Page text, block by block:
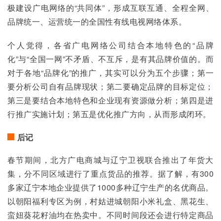
极建设广电网络的“共同体”，形成互联互通、全程全网、
品牌统一、运营统一的全国性有线电视网络体系。
个人觉得，各省广电网络公司结合本地特色的“品牌
化”与“全国一网”不矛盾、不互斥，是有其品牌价值的。而
对于各地“品牌化”的推广，其实可以分为五个步骤；第一
要分析公司自有品牌现状；第二要确定品牌的目标定位；
第三是要结合本地特色和企业现有资源做分析；第四是进
行推广实施计划；第五是优化推广方向，从而形成闭环。
后记
春节期间，北方广电商城与辽宁卫视联合推出了年货大
集，分不同区域进行了重点货品的推荐。据了解，有300
多家辽宁本地企业提供了1000多种辽宁生产的名优商品。
以朝阳福利专区为例，村姑进城朝阳小米礼盒、黑花生、
蛮妞葵花籽油均在热卖中。不同时间段还会进行特定商品